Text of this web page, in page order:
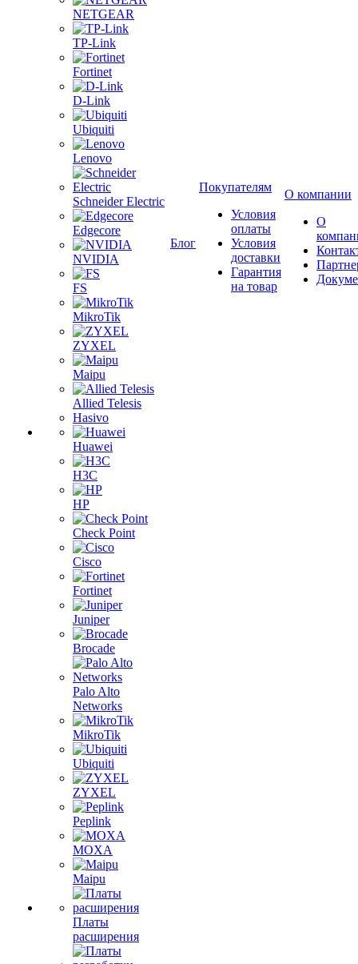
NETGEAR
TP-Link
Fortinet
D-Link
Ubiquiti
Lenovo
Schneider Electric
Edgecore
NVIDIA
FS
MikroTik
ZYXEL
Maipu
Allied Telesis
Hasivo
Huawei
H3C
HP
Check Point
Cisco
Fortinet
Juniper
Brocade
Palo Alto
Networks
MikroTik
Ubiquiti
ZYXEL
Peplink
MOXA
Maipu
Платы
расширения
Блог
Покупателям
Условия
оплаты
Условия
доставки
Гарантия
на товар
О компании
О